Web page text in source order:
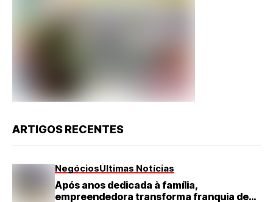
ARTIGOS RECENTES
NegóciosÚltimas Notícias
Após anos dedicada à família,
empreendedora transforma franquia de